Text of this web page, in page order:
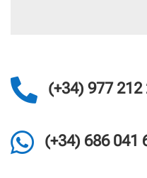
 (+34) 977 212
 (+34) 686 041